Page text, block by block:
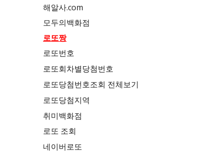
해알사.com
모두의백화점
로또짱
로또번호
로또회차별당첨번호
로또당첨번호조회 전체보기
로또당첨지역
취미백화점
로또 조회
네이버로또